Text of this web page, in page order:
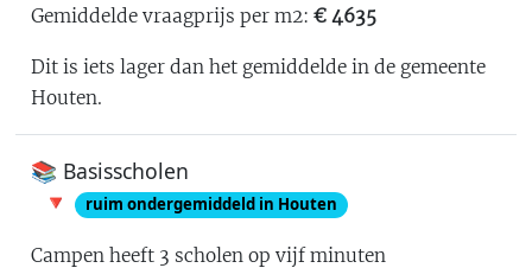
Gemiddelde vraagprijs per m2: €4635
Dit is iets lager dan het gemiddelde in de gemeente
Houten.
📚 Basisscholen
🔻
ruim ondergemiddeld in Houten
Campen heeft 3 scholen op vijf minuten